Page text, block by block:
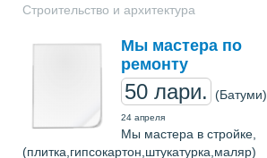
Строительство и архитектура
Мы мастера по
ремонту
50 лари. (Батуми)
24 апреля
Мы мастера в стройке,
(плитка,гипсокартон,штукатурка,маляр)